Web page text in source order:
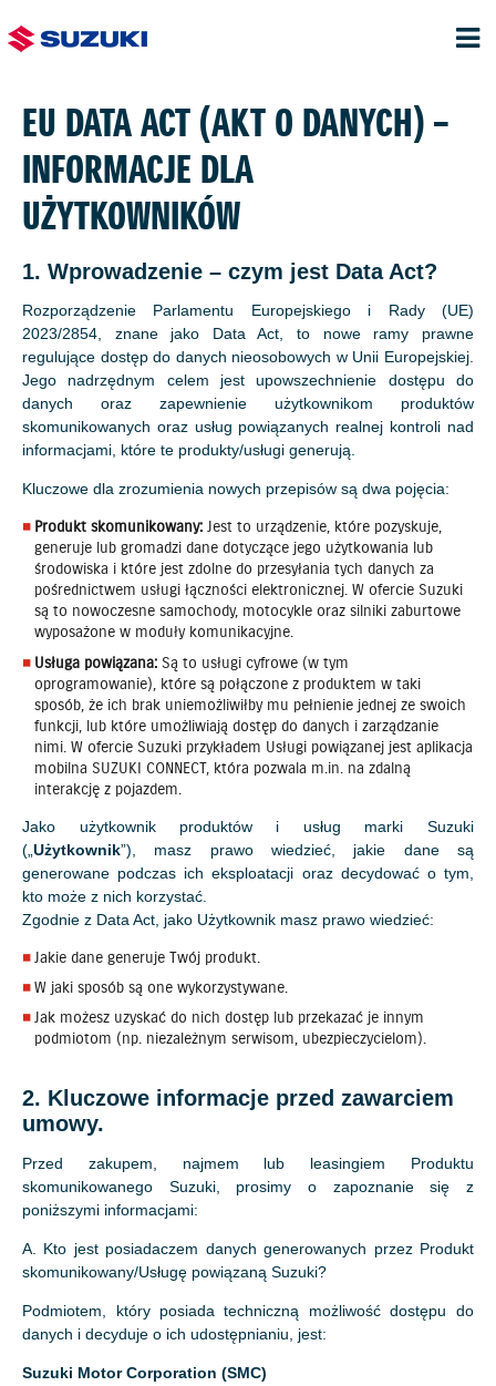
EU DATA ACT (AKT O DANYCH) –
INFORMACJE DLA
UŻYTKOWNIKÓW
1. Wprowadzenie – czym jest Data Act?
Rozporządzenie Parlamentu Europejskiego i Rady (UE)
2023/2854, znane jako Data Act, to nowe ramy prawne
regulujące dostęp do danych nieosobowych w Unii Europejskiej.
Jego nadrzędnym celem jest upowszechnienie dostępu do
danych oraz zapewnienie użytkownikom produktów
skomunikowanych oraz usług powiązanych realnej kontroli nad
informacjami, które te produkty/usługi generują.
Kluczowe dla zrozumienia nowych przepisów są dwa pojęcia:
Produkt skomunikowany:Jest to urządzenie, które pozyskuje,
generuje lub gromadzi dane dotyczące jego użytkowania lub
środowiska i które jest zdolne do przesyłania tych danych za
pośrednictwem usługi łączności elektronicznej. W ofercie Suzuki
są to nowoczesne samochody, motocykle oraz silniki zaburtowe
wyposażone w moduły komunikacyjne.
Usługa powiązana:Są to usługi cyfrowe (w tym
oprogramowanie), które są połączone z produktem w taki
sposób, że ich brak uniemożliwiłby mu pełnienie jednej ze swoich
funkcji, lub które umożliwiają dostęp do danych i zarządzanie
nimi. W ofercie Suzuki przykładem Usługi powiązanej jest aplikacja
mobilna SUZUKI CONNECT, która pozwala m.in. na zdalną
interakcję z pojazdem.
Jako użytkownik produktów i usług marki Suzuki
(„Użytkownik”), masz prawo wiedzieć, jakie dane są
generowane podczas ich eksploatacji oraz decydować o tym,
kto może z nich korzystać.
Zgodnie z Data Act, jako Użytkownik masz prawo wiedzieć:
Jakie dane generuje Twój produkt.
W jaki sposób są one wykorzystywane.
Jak możesz uzyskać do nich dostęp lub przekazać je innym
podmiotom (np. niezależnym serwisom, ubezpieczycielom).
2. Kluczowe informacje przed zawarciem
umowy.
Przed zakupem, najmem lub leasingiem Produktu
skomunikowanego Suzuki, prosimy o zapoznanie się z
poniższymi informacjami:
A. Kto jest posiadaczem danych generowanych przez Produkt
skomunikowany/Usługę powiązaną Suzuki?
Podmiotem, który posiada techniczną możliwość dostępu do
danych i decyduje o ich udostępnianiu, jest:
Suzuki Motor Corporation (SMC)